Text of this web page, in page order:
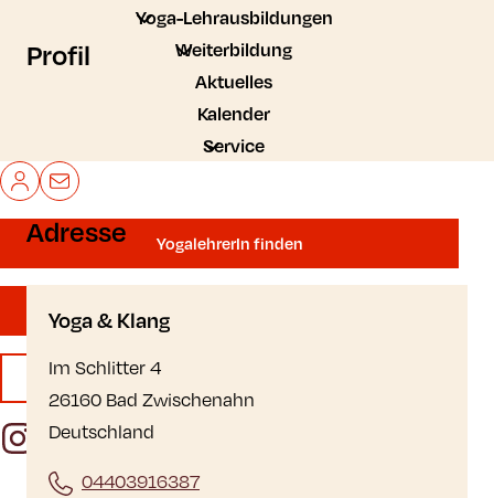
Yoga-Lehrausbildungen
Weiterbildung
Aktuelles
Kalender
Service
Mein BDYoga
Kontakt
YogalehrerIn finden
InstagramFacebook
YouTube
Profil
Adresse
Yoga & Klang
Im Schlitter 4
26160 Bad Zwischenahn
Deutschland
04403916387